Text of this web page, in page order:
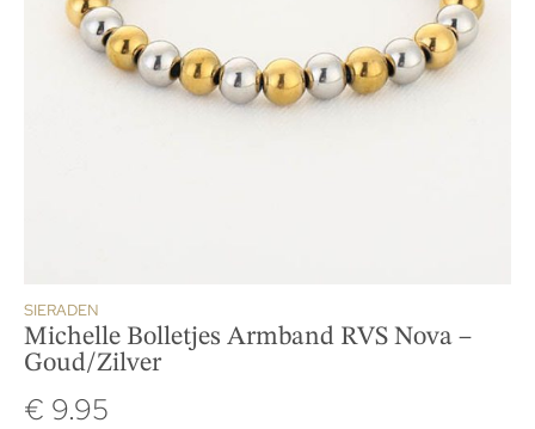
SIERADEN
Michelle Bolletjes Armband RVS Nova –
Goud/Zilver
€ 9.95